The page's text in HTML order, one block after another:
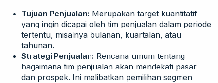
Tujuan Penjualan: Merupakan target kuantitatif
yang ingin dicapai oleh tim penjualan dalam periode
tertentu, misalnya bulanan, kuartalan, atau
tahunan.
Strategi Penjualan: Rencana umum tentang
bagaimana tim penjualan akan mendekati pasar
dan prospek. Ini melibatkan pemilihan segmen